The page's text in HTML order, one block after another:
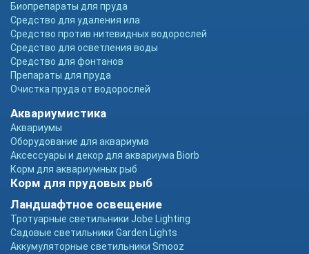
Биопрепараты для пруда
Средство для удаления ила
Средство против нитевидных водорослей
Средство для осветления воды
Средство для фонтанов
Препараты для пруда
Очистка пруда от водорослей
Аквариумистика
Аквариумы
Оборудование для аквариума
Аксессуары и декор для аквариума Biorb
Корм для аквариумных рыб
Корм для прудовых рыб
Ландшафтное освещение
Тротуарные светильники Jobe Lighting
Садовые светильники Garden Lights
Аккумуляторные светильники Smooz